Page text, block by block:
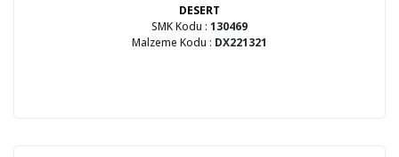
DESERT
SMK Kodu : 130469
Malzeme Kodu : DX221321